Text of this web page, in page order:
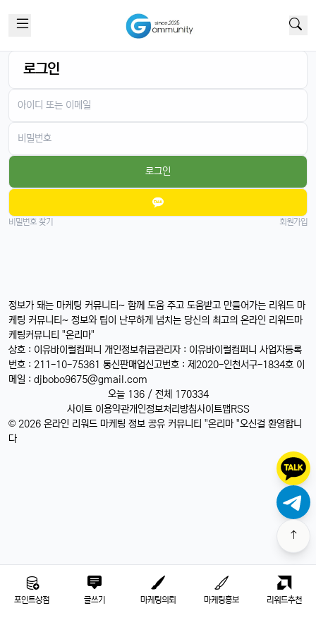
로그인
로그인
비밀번호 찾기 회원가입
정보가 돼는 마케팅 커뮤니티~ 함께 도움 주고 도움받고 만들어가는 리워드 마
케팅 커뮤니티~ 정보와 팁이 난무하게 넘치는 당신의 최고의 온라인 리워드마
케팅커뮤니티 "온리마"
상호 : 이유바이럴컴퍼니 개인정보취급관리자 : 이유바이럴컴퍼니 사업자등록
번호 : 211-10-75361 통신판매업신고번호 : 제2020-인천서구-1834호 이
메일 : djbobo9675@gmail.com
오늘 136 / 전체 170334
사이트 이용약관개인정보처리방침사이트맵RSS
© 2026 온라인 리워드 마케팅 정보 공유 커뮤니티 "온리마 "오신걸 환영합니
다
포인트상점 글쓰기 마케팅의뢰 마케팅홍보 리워드추천